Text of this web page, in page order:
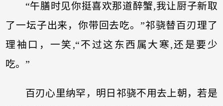
“午膳时见你挺喜欢那道醉蟹,我让厨子新取
了一坛子出来，你带回去吃。”祁骁替百刃理了
理袖口，一笑,“不过这东西属大寒,还是要少
吃。”
百刃心里纳罕，明日祁骁不用去上朝，若是